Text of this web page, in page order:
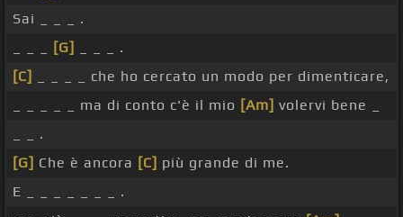
Sai _ _ _ .
[G]
_ _ _ .
[C]
_ _ _ _ che ho cercato un modo per dimenticare,
_ _ _ _ _ ma di conto c'è il mio [Am] volervi bene _
_ _ .
[G] Che è ancora [C] più grande di me.
E _ _ _ _ _ _ _ .